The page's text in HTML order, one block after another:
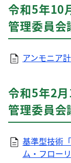
令和5年10
管理委員会
アンモニア
令和5年2
管理委員会
基準型技術
ム・フロー